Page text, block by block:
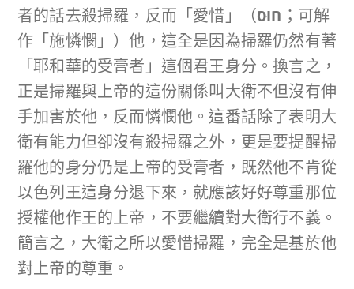
者的話去殺掃羅，反而「愛惜」（חוּס ；可解
作「施憐憫」）他，這全是因為掃羅仍然有著
「耶和華的受膏者」這個君王身分。換言之，
正是掃羅與上帝的這份關係叫大衛不但沒有伸
手加害於他，反而憐憫他。這番話除了表明大
衛有能力但卻沒有殺掃羅之外，更是要提醒掃
羅他的身分仍是上帝的受膏者，既然他不肯從
以色列王這身分退下來，就應該好好尊重那位
授權他作王的上帝，不要繼續對大衛行不義。
簡言之，大衛之所以愛惜掃羅，完全是基於他
對上帝的尊重。